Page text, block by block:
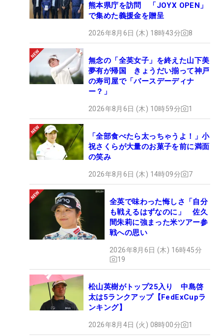
熊本県庁を訪問 「JOYX OPEN」
で集めた義援金を贈呈
2026年8月6日 (木) 18時43分 8
無念の「全英女子」を終えた山下美
夢有が帰国 きょうだい揃って神戸
の寿司屋で「バースデーディナ
ー？」
2026年8月6日 (木) 10時59分 1
「全部食べたら太っちゃうよ！」小
祝さくらが大量のお菓子を前に満面
の笑み
2026年8月6日 (木) 14時09分 7
全英で味わった悔しさ「自分
も戦えるはずなのに」 佐久
間朱莉に強まった米ツアー参
戦への思い
2026年8月6日 (木) 16時45分
19
松山英樹がトップ25入り 中島啓
太は5ランクアップ【FedExCupラ
ンキング】
2026年8月4日 (火) 08時00分 1